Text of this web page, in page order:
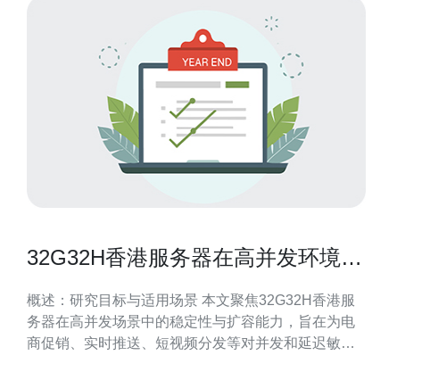
32G32H香港服务器在高并发环境下
概述：研究目标与适用场景 本文聚焦32G32H香港服
务器在高并发场景中的稳定性与扩容能力，旨在为电
商促销、实时推送、短视频分发等对并发和延迟敏感